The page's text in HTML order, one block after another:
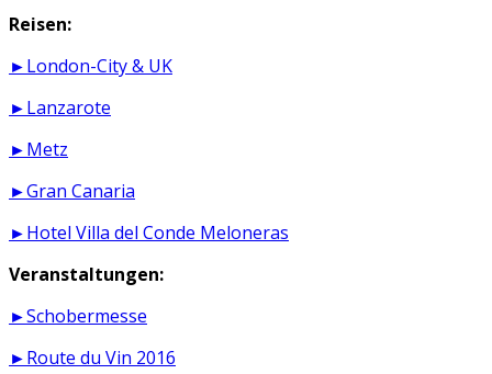
Reisen:
►London-City & UK
►Lanzarote
►Metz
►Gran Canaria
►Hotel Villa del Conde Meloneras
Veranstaltungen:
►Schobermesse
►Route du Vin 2016